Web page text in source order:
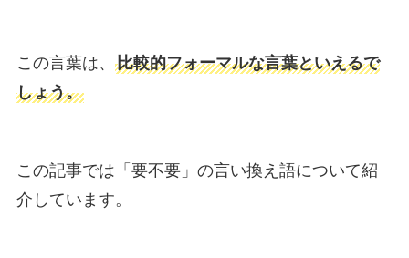
この言葉は、 比較的フォーマルな言葉といえるで
しょう。
この記事では「要不要」の言い換え語について紹
介しています。